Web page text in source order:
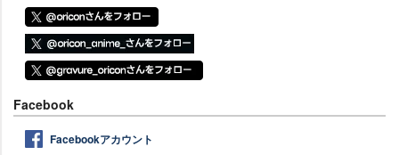
Facebook
Facebookアカウント